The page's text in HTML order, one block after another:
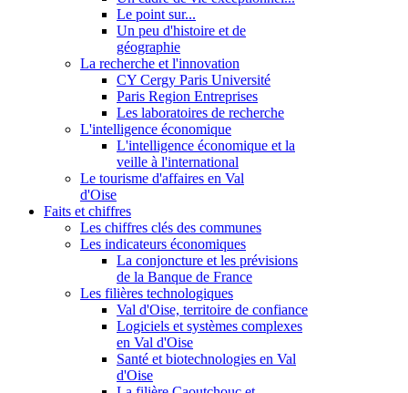
Le point sur...
Un peu d'histoire et de
géographie
La recherche et l'innovation
CY Cergy Paris Université
Paris Region Entreprises
Les laboratoires de recherche
L'intelligence économique
L'intelligence économique et la
veille à l'international
Le tourisme d'affaires en Val
d'Oise
Faits et chiffres
Les chiffres clés des communes
Les indicateurs économiques
La conjoncture et les prévisions
de la Banque de France
Les filières technologiques
Val d'Oise, territoire de confiance
Logiciels et systèmes complexes
en Val d'Oise
Santé et biotechnologies en Val
d'Oise